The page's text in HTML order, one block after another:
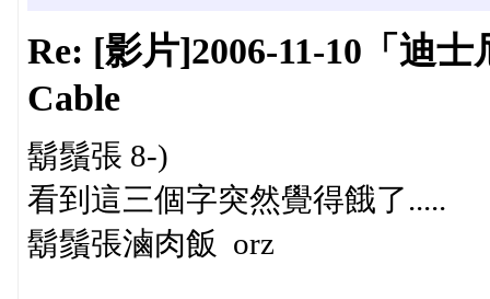
Re: [影片]2006-11-10「迪
Cable
鬍鬚張 8-)
看到這三個字突然覺得餓了.....
鬍鬚張滷肉飯 orz